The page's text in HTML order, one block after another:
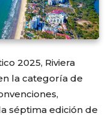
2025, Riviera
la categoría de
séptima edición de